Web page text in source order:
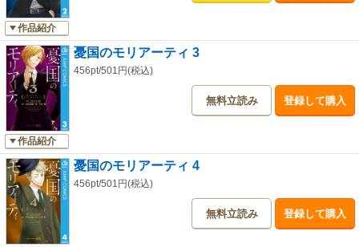
作品紹介
作品紹介
憂国のモリアーティ 3
456pt/501円(税込)
無料立読み 登録して購入
憂国のモリアーティ 4
456pt/501円(税込)
無料立読み 登録して購入